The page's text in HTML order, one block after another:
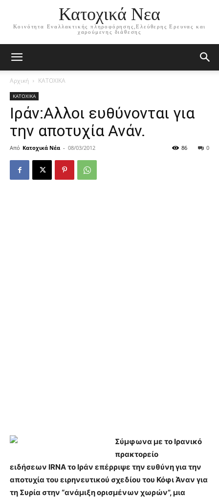
Κατοχικά Νεα
Κοινότητα Εναλλακτικής πληροφόρησης,Ελεύθερης Ερευνας και
χαρούμενης διάθεσης
Αρχική ΚΑΤΟΧΙΚΑ
ΚΑΤΟΧΙΚΑ
Ιράν:Αλλοι ευθύνονται για
την αποτυχία Ανάν.
Από Κατοχικά Νέα - 08/03/2012 0
86
Σύμφωνα με το Ιρανικό
πρακτορείο
ειδήσεων IRNA το Ιράν επέρριψε την ευθύνη για την
αποτυχία του ειρηνευτικού σχεδίου του Κόφι Άναν για
τη Συρία στην “ανάμιξη ορισμένων χωρών”, μια